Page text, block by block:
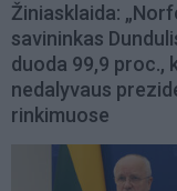
Žiniasklaida:
savininkas
duoda 99,9 proc.,
nedalyvaus
rinkimuose